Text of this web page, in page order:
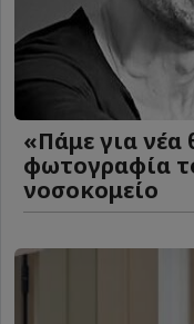
«Πάμε για νέα
φωτογραφία
νοσοκομείο